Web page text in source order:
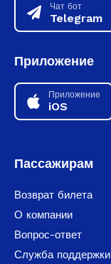
Чат бот
Telegram
Приложение
Приложение
iOS
Пассажирам
Возврат билета
О компании
Вопрос-ответ
Служба поддержки